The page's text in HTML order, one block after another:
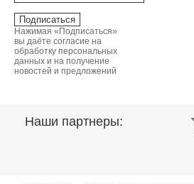
Нажимая «Подписаться»
вы даёте согласие на
обработку персональных
данных и на получение
новостей и предложений
Наши партнеры: